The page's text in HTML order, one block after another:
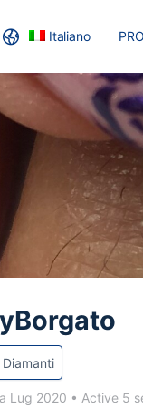
Italiano
RECENSIONI MASTER
Diamanti
Lug 2020 • Active 5